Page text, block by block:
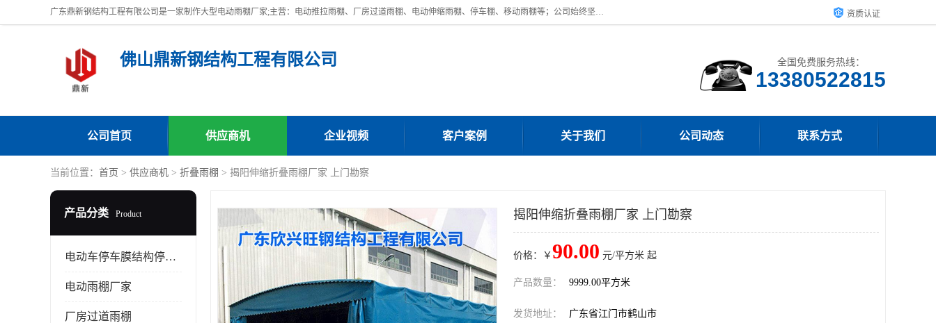
广东鼎新钢结构工程有限公司是一家制作大型电动雨棚厂家;主营：电动推拉雨棚、厂房过道雨棚、电动伸缩雨棚、停车棚、移动雨棚等；公司始终坚持结构创新,品质优越,美观形象,且售后服务好。公司充分吸纳当今休闲用品的前端技术和风格,为您带来质价相宜,时尚典雅的各种户外用品, 资质认证
佛山鼎新钢结构工程有限公司 全国免费服务热线：
13380522815
公司首页 供应商机 企业视频 客户案例 关于我们 公司动态 联系方式
当前位置： 首页 > 供应商机 > 折叠雨棚 > 揭阳伸缩折叠雨棚厂家 上门勘察
产品分类 Product
电动车停车膜结构停车棚
电动雨棚厂家
厂房过道雨棚
揭阳伸缩折叠雨棚厂家 上门勘察
价格：￥ 90.00 元/平方米 起
产品数量： 9999.00平方米
发货地址： 广东省江门市鹤山市